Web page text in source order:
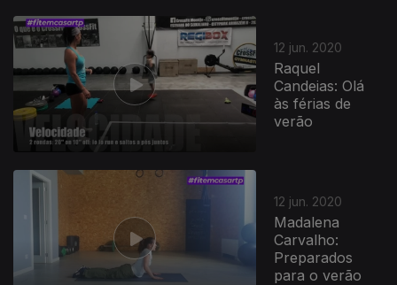
12 jun. 2020
Raquel
Candeias: Olá
às férias de
verão
12 jun. 2020
Madalena
Carvalho:
Preparados
para o verão